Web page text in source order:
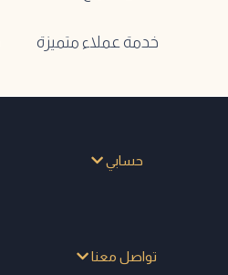
خدمة عملاء متميزة
حسابي
تواصل معنا